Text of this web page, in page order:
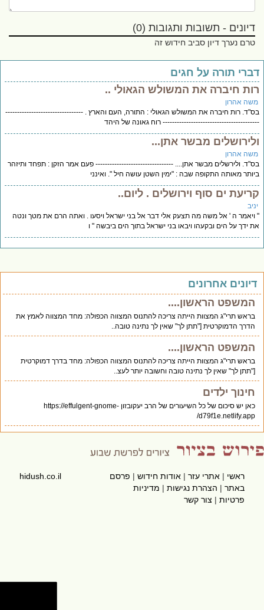
דיונים - תשובות ותגובות (0)
טרם נערך דיון סביב חידוש זה
תורה על חגים
חיברה את המשולש הגאולי ..
אהרון
רות חיברה את המשולש הגאולי : התורה, העם והארץ . ---------------------------------
רוח גאונה של היהד
מבשר אתן...
אהרון
ולירשלים מבשר אתן.... --------------------------------- פעם אמר הזקן : תפחד ותיזהר
מאותה התקופה שבה : "ימין השטן עושה חיל ". ואינני
ים סוף וירושלים . ליום..
ה ' אל משה מה תצעק אלי דבר אל בני ישראל ויסעו . ואתה הרם את מטך ונטה
ידך על הים ובקעהו ויבאו בני ישראל בתוך הים ביבשה " ו
אחרונים
המשפט הראשון....
בראש תרי"ג המצוות הייתה צריכה להתנוס המצווה הכפולה: מחד המצווה לאמץ את
הדרך הדמוקרטית ["תתן לך" שאין לך נתינה טובה..
המשפט הראשון....
בראש תרי"ג המצוות הייתה צריכה להתנוס המצווה הכפולה: מחד בדרך דמוקרטית
["תתן לך" שאין לך נתינה טובה וחשובה יותר לעצ..
חינוך ילדים
כאן יש סיכום של כל השיעורים של הרב יעקובזון https://effulgent-gnome-
d79f1e.netlify.app/
ראשי|אתרי עזר|אודות חידוש|פרסם
באתר|הצהרת נגישות|מדיניות
פרטיות|צור קשר
hidush.co.il